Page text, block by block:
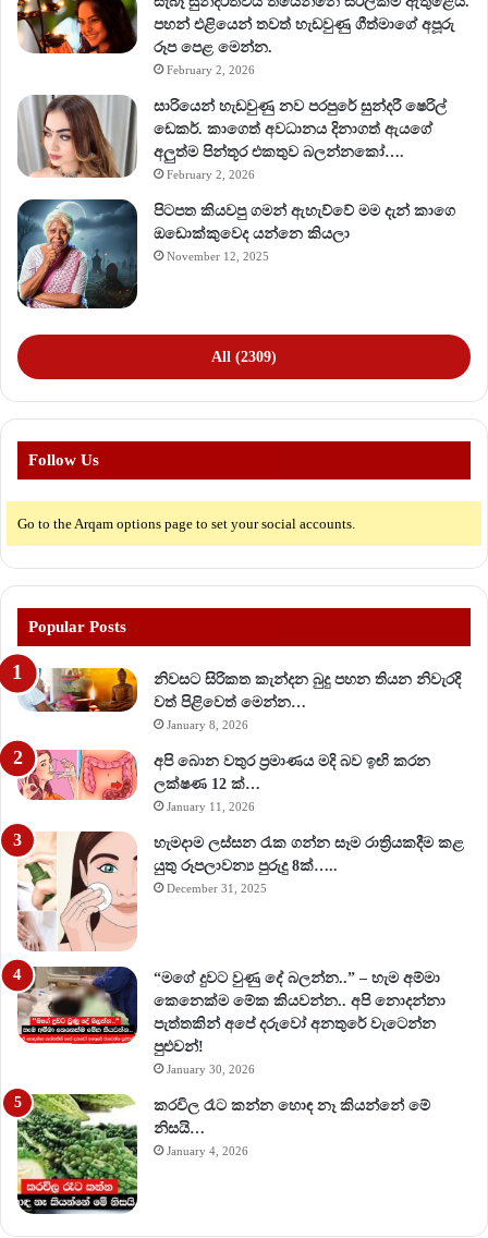
පහන් එළියෙන් තවත් හැඩවුණු ගීත්මාගේ අපූරු
රූප පෙළ මෙන්න.
February 2, 2026
සාරියෙන් හැඩවුණු නව පරපුරේ සුන්දරී ෂෙරිල්
ඩෙකර්. කාගෙත් අවධානය දිනාගත් ඇයගේ
අලුත්ම පින්තූර එකතුව බලන්නකෝ….
February 2, 2026
පිටපත කියවපු ගමන් ඇහැව්වේ මම දැන් කාගෙ
ඔඩොක්කුවෙද යන්නෙ කියලා
November 12, 2025
All (2309)
Follow Us
Go to the Arqam options page to set your social accounts.
Popular Posts
නිවසට සිරිකත කැන්දන බුදු පහන තියන නිවැරදි
වත් පිළිවෙත් මෙන්න…
January 8, 2026
අපි බොන වතුර ප්‍රමාණය මදි බව ඉඟි කරන
ලක්ෂණ 12 ක්…
January 11, 2026
හැමදාම ලස්සන රැක ගන්න සෑම රාත්‍රියකදීම කළ
යුතු රූපලාවන්‍ය පුරුදු 8ක්…..
December 31, 2025
“මගේ දුවට වුණු දේ බලන්න..” – හැම අම්මා
කෙනෙක්ම මේක කියවන්න.. අපි නොදන්නා
පැත්තකින් අපේ දරුවෝ අනතුරේ වැටෙන්න
පුළුවන්!
January 30, 2026
කරවිල රෑට කන්න හොඳ නෑ කියන්නේ මේ
නිසයි…
January 4, 2026